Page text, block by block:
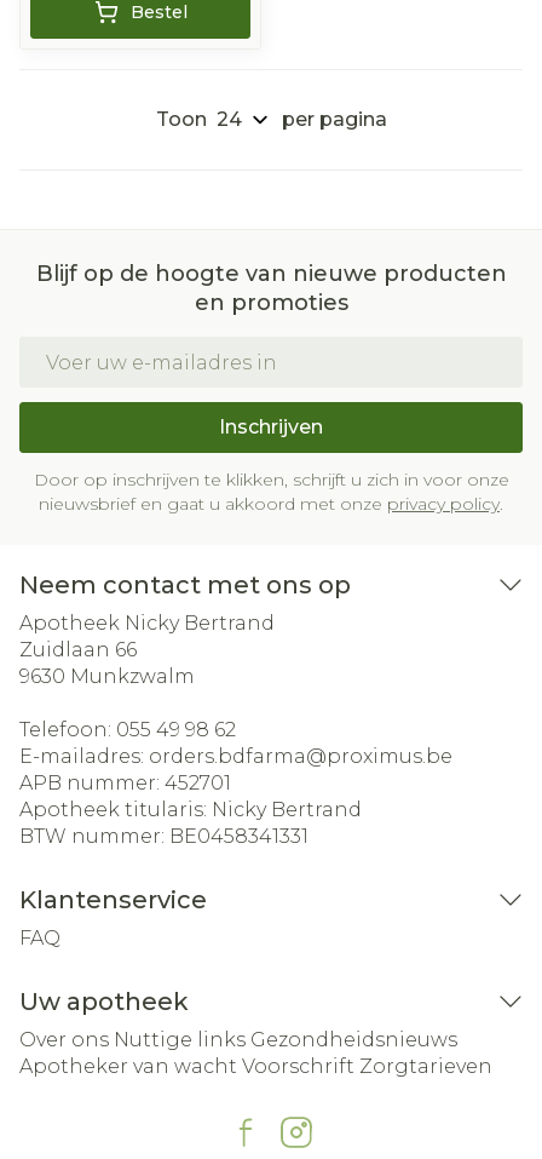
Bestel
Toon per pagina
Blijf op de hoogte van nieuwe producten
en promoties
Inschrijven
Door op inschrijven te klikken, schrijft u zich in voor onze
nieuwsbrief en gaat u akkoord met onze privacy policy.
Neem contact met ons op
Apotheek Nicky Bertrand
Zuidlaan 66
9630 Munkzwalm
Telefoon: 055 49 98 62
E-mailadres: orders.bdfarma@proximus.be
APB nummer: 452701
Apotheek titularis: Nicky Bertrand
BTW nummer: BE0458341331
Klantenservice
FAQ
Uw apotheek
Over ons Nuttige links Gezondheidsnieuws
Apotheker van wacht Voorschrift Zorgtarieven